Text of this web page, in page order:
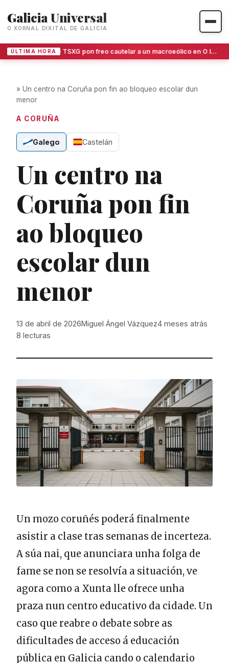
Galicia Universal
O XORNAL DIXITAL DE GALICIA
ÚLTIMA HORA O TSXG pon freo cautelar a un macroeólico en O Invernadoiro
» Un centro na Coruña pon fin ao bloqueo escolar dun
menor
A CORUÑA
Galego Castelán
Un centro na
Coruña pon fin
ao bloqueo
escolar dun
menor
13 de abril de 2026Miguel Ángel Vázquez4 meses atrás
8 lecturas
Un mozo coruñés poderá finalmente
asistir a clase tras semanas de incerteza.
A súa nai, que anunciara unha folga de
fame se non se resolvía a situación, ve
agora como a Xunta lle ofrece unha
praza nun centro educativo da cidade. Un
caso que reabre o debate sobre as
dificultades de acceso á educación
pública en Galicia cando o calendario